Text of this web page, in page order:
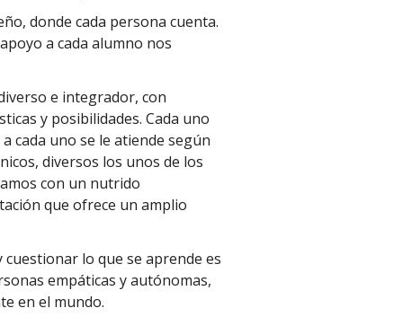
donde cada persona cuenta.
a cada alumno nos
e integrador, con
y posibilidades. Cada uno
cada uno se le atiende según
diversos los unos de los
con un nutrido
que ofrece un amplio
cuestionar lo que se aprende es
empáticas y autónomas,
en el mundo.